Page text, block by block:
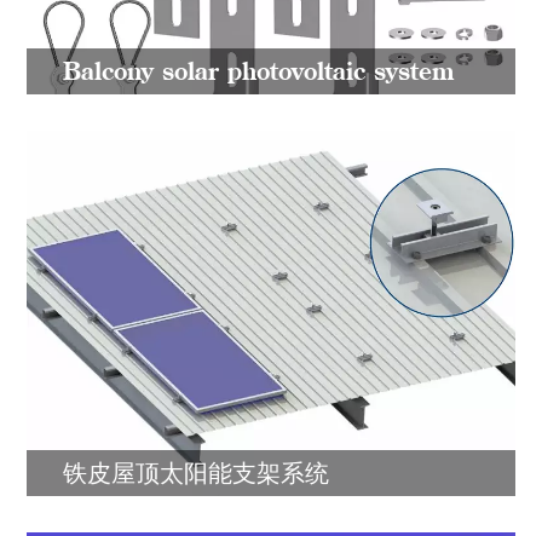
Balcony solar photovoltaic system
铁皮屋顶太阳能支架系统